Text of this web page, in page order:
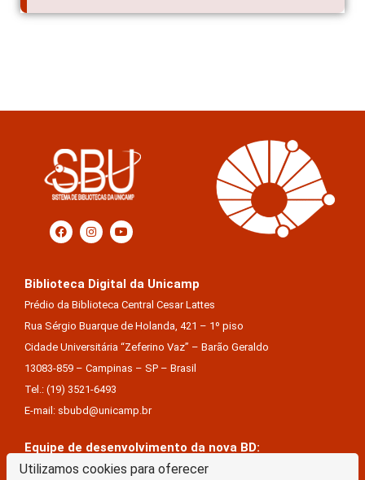
Utilizamos cookies para oferecer
Biblioteca Digital da Unicamp
Prédio da Biblioteca Central Cesar Lattes
Rua Sérgio Buarque de Holanda, 421 – 1º piso
Cidade Universitária “Zeferino Vaz” – Barão Geraldo
13083-859 – Campinas – SP – Brasil
Tel.: (19) 3521-6493
E-mail: sbubd@unicamp.br
Equipe de desenvolvimento da nova BD:
Keite Aparecida Duarte